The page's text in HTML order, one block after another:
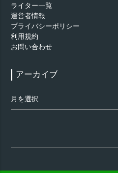
ライター一覧
運営者情報
プライバシーポリシー
利用規約
お問い合わせ
アーカイブ
ー
カ
索: